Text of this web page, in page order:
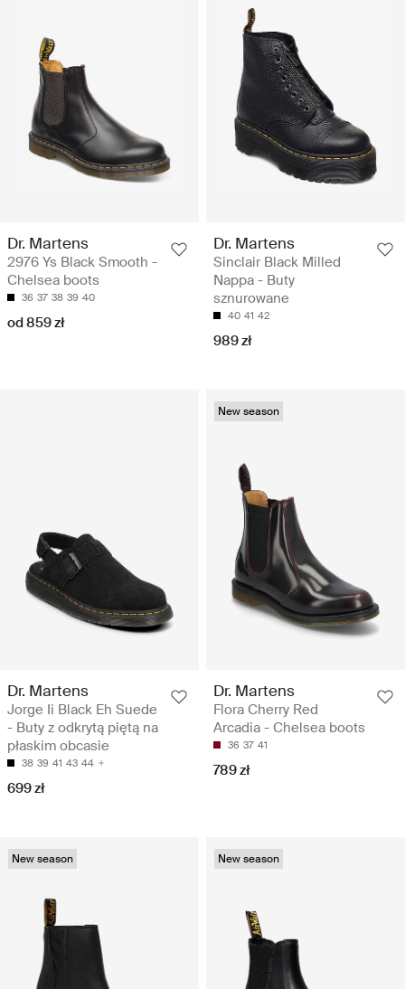
Dr. Martens
2976 Ys Black Smooth -
Chelsea boots
36 37 38 39 40
od 859 zł
Dr. Martens
Sinclair Black Milled
Nappa - Buty
sznurowane
40 41 42
989 zł
Dr. Martens
Jorge Ii Black Eh Suede
- Buty z odkrytą piętą na
płaskim obcasie
38 39 41 43 44
699 zł
New season
Dr. Martens
Flora Cherry Red
Arcadia - Chelsea boots
36 37 41
789 zł
New season New season